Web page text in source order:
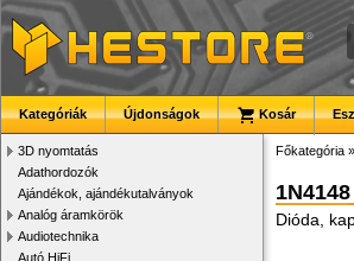
Kategóriák Újdonságok Kosár
3D nyomtatás
Adathordozók
Ajándékok, ajándékutalványok
Analóg áramkörök
Audiotechnika
Autó HiFi
Főkategória »
1N4148
Dióda,